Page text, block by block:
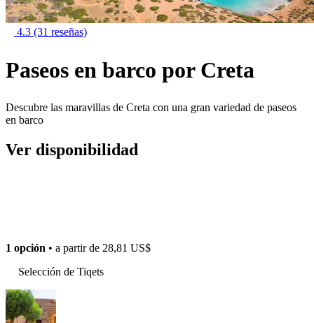
4.3 (31 reseñas)
Paseos en barco por Creta
Descubre las maravillas de Creta con una gran variedad de paseos
en barco
Ver disponibilidad
1 opción • a partir de 28,81 US$
Selección de Tiqets